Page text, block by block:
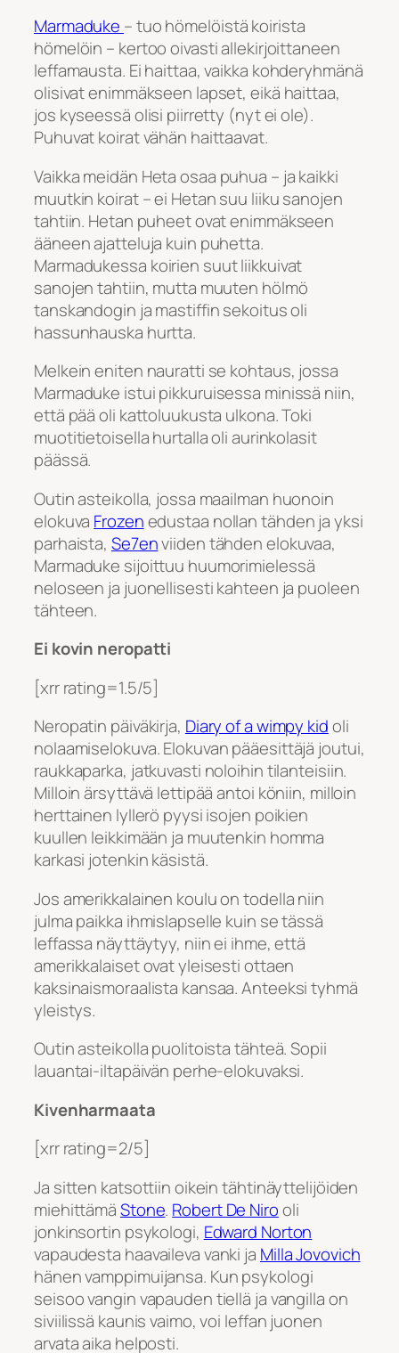
Marmaduke – tuo hömelöistä koirista
hömelöin – kertoo oivasti allekirjoittaneen
leffamausta. Ei haittaa, vaikka kohderyhmänä
olisivat enimmäkseen lapset, eikä haittaa,
jos kyseessä olisi piirretty (nyt ei ole).
Puhuvat koirat vähän haittaavat.
Vaikka meidän Heta osaa puhua – ja kaikki
muutkin koirat – ei Hetan suu liiku sanojen
tahtiin. Hetan puheet ovat enimmäkseen
ääneen ajatteluja kuin puhetta.
Marmadukessa koirien suut liikkuivat
sanojen tahtiin, mutta muuten hölmö
tanskandogin ja mastiffin sekoitus oli
hassunhauska hurtta.
Melkein eniten nauratti se kohtaus, jossa
Marmaduke istui pikkuruisessa minissä niin,
että pää oli kattoluukusta ulkona. Toki
muotitietoisella hurtalla oli aurinkolasit
päässä.
Outin asteikolla, jossa maailman huonoin
elokuva Frozenedustaa nollan tähden ja yksi
parhaista, Se7enviiden tähden elokuvaa,
Marmaduke sijoittuu huumorimielessä
neloseen ja juonellisesti kahteen ja puoleen
tähteen.
Ei kovin neropatti
[xrr rating=1.5/5]
Neropatin päiväkirja, Diary of a wimpy kidoli
nolaamiselokuva. Elokuvan pääesittäjä joutui,
raukkaparka, jatkuvasti noloihin tilanteisiin.
Milloin ärsyttävä lettipää antoi köniin, milloin
herttainen lyllerö pyysi isojen poikien
kuullen leikkimään ja muutenkin homma
karkasi jotenkin käsistä.
Jos amerikkalainen koulu on todella niin
julma paikka ihmislapselle kuin se tässä
leffassa näyttäytyy, niin ei ihme, että
amerikkalaiset ovat yleisesti ottaen
kaksinaismoraalista kansaa. Anteeksi tyhmä
yleistys.
Outin asteikolla puolitoista tähteä. Sopii
lauantai-iltapäivän perhe-elokuvaksi.
Kivenharmaata
[xrr rating=2/5]
Ja sitten katsottiin oikein tähtinäyttelijöiden
miehittämäStone. Robert De Nirooli
jonkinsortin psykologi, Edward Norton
vapaudesta haavaileva vanki ja Milla Jovovich
hänen vamppimuijansa. Kun psykologi
seisoo vangin vapauden tiellä ja vangilla on
siviilissä kaunis vaimo, voi leffan juonen
arvata aika helposti.